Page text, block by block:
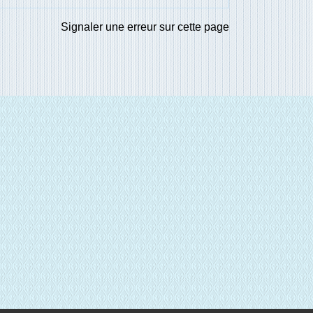
Signaler une erreur sur cette page